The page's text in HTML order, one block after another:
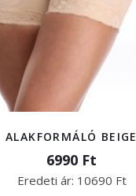
ALAKFORMÁLÓ BEIGE
6990 Ft
Eredeti ár: 10690 Ft